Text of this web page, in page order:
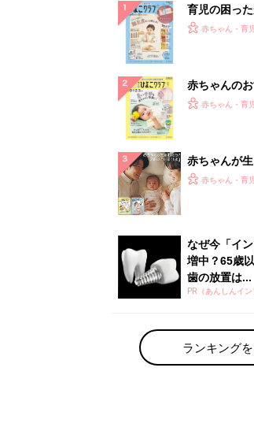
育児の困っ
『ひよこク
赤ちゃん・育
赤ちゃんの
てのひよこ
赤ちゃん・育
赤ちゃんが
ひよ」
赤ちゃん・育
なぜ今「イ
増中？65歳
歯の放置は...
PR（あんしんイン
ランキング